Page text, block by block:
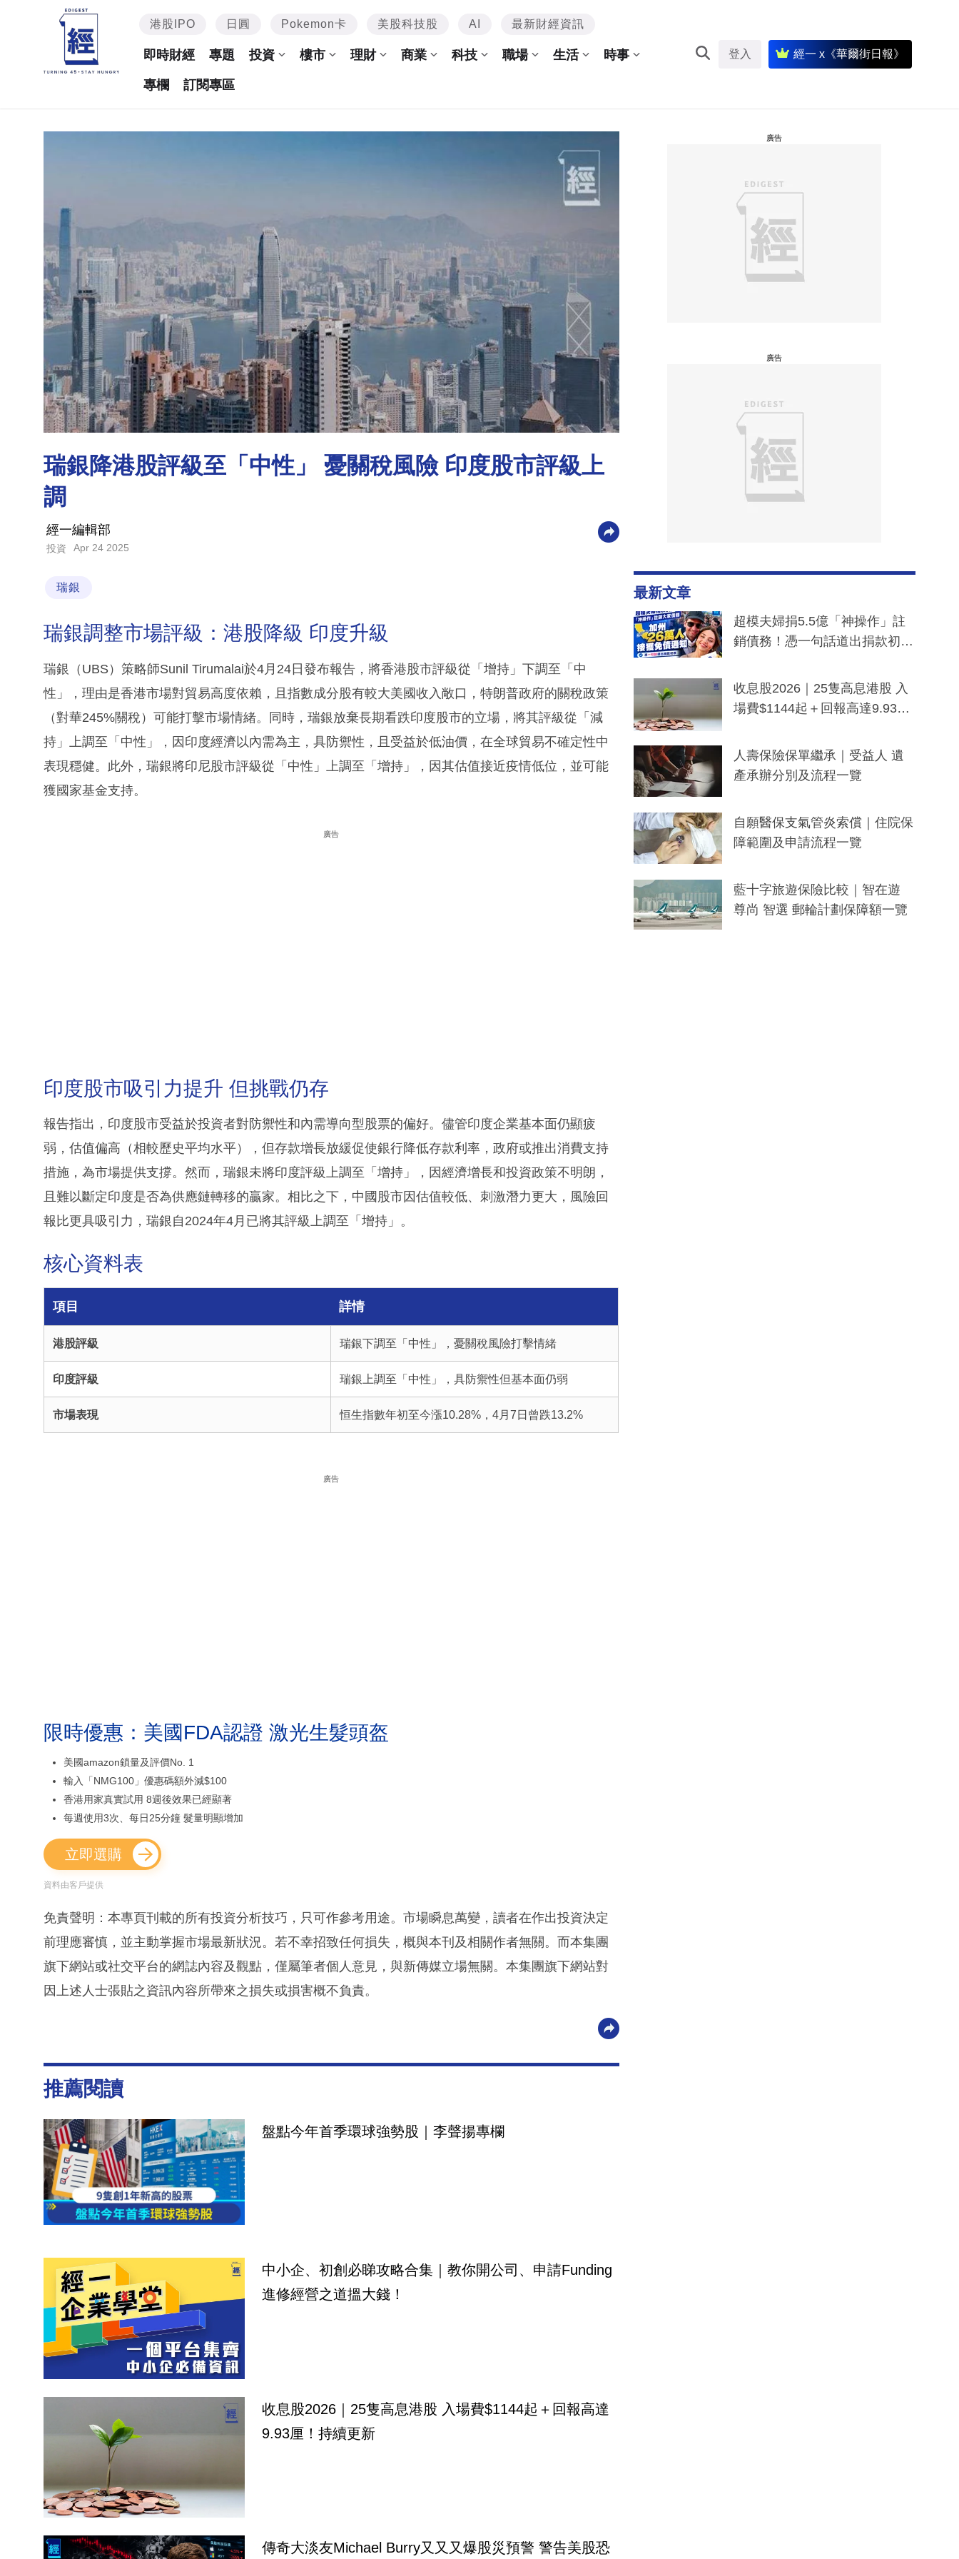
港股IPO 日圓 Pokemon卡 美股科技股 AI 最新財經資訊
即時財經 專題 投資 樓市 理財 商業 科技 職場 生活 時事
專欄 訂閱專區
登入 經一 x《華爾街日報》
瑞銀降港股評級至「中性」 憂關稅風險 印度股市評級上
調
經一編輯部
投資 Apr 24 2025
瑞銀
瑞銀調整市場評級：港股降級 印度升級
瑞銀（UBS）策略師Sunil Tirumalai於4月24日發布報告，將香港股市評級從「增持」下調至「中
性」，理由是香港市場對貿易高度依賴，且指數成分股有較大美國收入敞口，特朗普政府的關稅政策
（對華245%關稅）可能打擊市場情緒。同時，瑞銀放棄長期看跌印度股市的立場，將其評級從「減
持」上調至「中性」，因印度經濟以內需為主，具防禦性，且受益於低油價，在全球貿易不確定性中
表現穩健。此外，瑞銀將印尼股市評級從「中性」上調至「增持」，因其估值接近疫情低位，並可能
獲國家基金支持。
廣告
印度股市吸引力提升 但挑戰仍存
報告指出，印度股市受益於投資者對防禦性和內需導向型股票的偏好。儘管印度企業基本面仍顯疲
弱，估值偏高（相較歷史平均水平），但存款增長放緩促使銀行降低存款利率，政府或推出消費支持
措施，為市場提供支撐。然而，瑞銀未將印度評級上調至「增持」，因經濟增長和投資政策不明朗，
且難以斷定印度是否為供應鏈轉移的贏家。相比之下，中國股市因估值較低、刺激潛力更大，風險回
報比更具吸引力，瑞銀自2024年4月已將其評級上調至「增持」。
核心資料表
項目 詳情
港股評級 瑞銀下調至「中性」，憂關稅風險打擊情緒
印度評級 瑞銀上調至「中性」，具防禦性但基本面仍弱
市場表現 恒生指數年初至今漲10.28%，4月7日曾跌13.2%
廣告
限時優惠：美國FDA認證 激光生髮頭盔
美國amazon鎖量及評價No. 1
輸入「NMG100」優惠碼額外減$100
香港用家真實試用 8週後效果已經顯著
每週使用3次、每日25分鐘 髮量明顯增加
立即選購
資料由客戶提供
免責聲明：本專頁刊載的所有投資分析技巧，只可作參考用途。市場瞬息萬變，讀者在作出投資決定
前理應審慎，並主動掌握市場最新狀況。若不幸招致任何損失，概與本刊及相關作者無關。而本集團
旗下網站或社交平台的網誌內容及觀點，僅屬筆者個人意見，與新傳媒立場無關。本集團旗下網站對
因上述人士張貼之資訊內容所帶來之損失或損害概不負責。
推薦閱讀
盤點今年首季環球強勢股｜李聲揚專欄
中小企、初創必睇攻略合集｜教你開公司、申請Funding
進修經營之道搵大錢！
收息股2026｜25隻高息港股 入場費$1144起＋回報高達
9.93厘！持續更新
傳奇大淡友Michael Burry又又又爆股災預警 警告美股恐
廣告
廣告
最新文章
超模夫婦捐5.5億「神操作」註
銷債務！憑一句話道出捐款初
一度被誤當詐騙手段
收息股2026｜25隻高息港股 入
場費$1144起＋回報高達9.93
人壽保險保單繼承｜受益人 遺
產承辦分別及流程一覽
自願醫保支氣管炎索償｜住院保
障範圍及申請流程一覽
藍十字旅遊保險比較｜智在遊
尊尚 智選 郵輪計劃保障額一覽